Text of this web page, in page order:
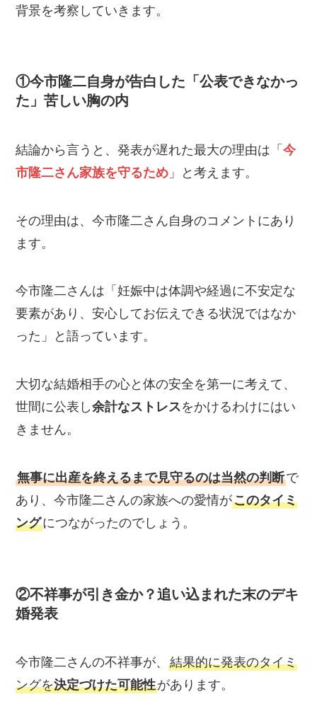
背景を考察していきます。
①今市隆二自身が告白した「公表できなかっ
た」苦しい胸の内
結論から言うと、発表が遅れた最大の理由は「今
市隆二さん家族を守るため 」と考えます。
その理由は、今市隆二さん自身のコメントにあり
ます。
今市隆二さんは「妊娠中は体調や経過に不安定な
要素があり、安心してお伝えできる状況ではなか
った」と語っています。
大切な結婚相手の心と体の安全を第一に考えて、
世間に公表し余計なストレスをかけるわけにはい
きません。
無事に出産を終えるまで見守るのは当然の判断で
あり、今市隆二さんの家族への愛情がこのタイミ
ングにつながったのでしょう。
②不祥事が引き金か？追い込まれた末のデキ
婚発表
今市隆二さんの不祥事が、結果的に発表のタイミ
ングを決定づけた可能性があります。